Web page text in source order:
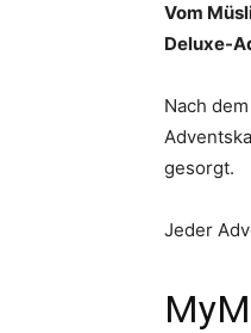
Vom
Deluxe-
Nach
gesorgt.
Jeder